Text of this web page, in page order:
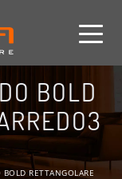
BOLD
RETTANGOLARE